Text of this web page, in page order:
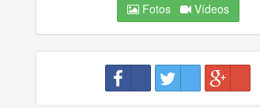
Fotos Vídeos